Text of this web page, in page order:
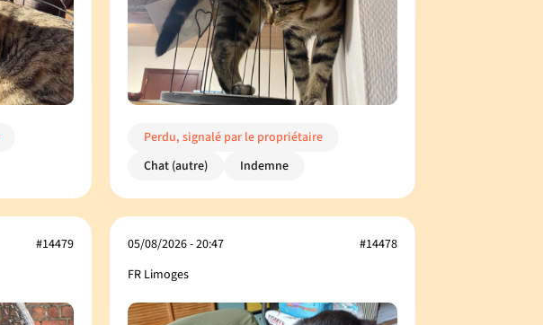
Perdu, signalé par le propriétaire
Chat (autre)
Indemne
#14479
05/08/2026 - 20:47
FR Limoges
#14478